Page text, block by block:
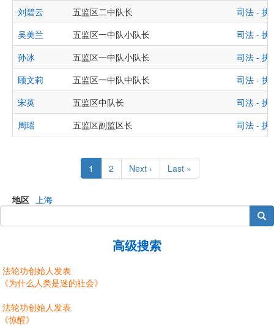
刘碧云 五监区二中队长
司法 - 执
吴美兰
五监区一中队小队长
司法 - 执
孙冰
五监区一中队小队长
司法 - 执
顾文莉
五监区一中队中队长
司法 - 执
宋英
五监区中队长
司法 - 执
周瑶
五监区副监区长 司法 - 执
Current
page
1 Page
2
Next
page
Next ›
Last
page
Last »
地区 上海
搜索
高级搜索
法轮功创始人发表
《为什么人类是迷的社会》
法轮功创始人发表
《惊醒》